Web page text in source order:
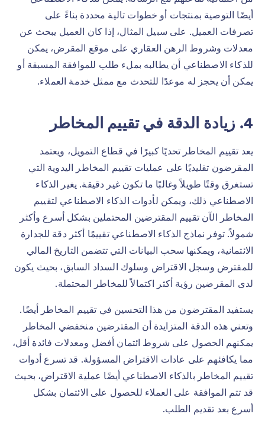
أيضًا التوصية بمنتجات أو خطوات تالية محددة بناءً على
تصرفات العميل. على سبيل المثال، إذا كان العميل يبحث عن
معدلات وشروط الرهن العقاري على موقع المقرض، يمكن
للذكاء الاصطناعي أن يطالبه بملء طلب للموافقة المسبقة أو
يمكن أن يحجز له موعدًا للتحدث مع ممثل خدمة العملاء.
4. زيادة الدقة في تقييم المخاطر
يعد تقييم المخاطر تحديًا كبيرًا في قطاع التمويل، ويعتمد
المقرضون تقليديًا على عمليات تقييم المخاطر اليدوية التي
تستغرق وقتًا طويلاً وغالبًا ما تكون غير دقيقة. يغير الذكاء
الاصطناعي ذلك، ويمكن لأدوات الذكاء الاصطناعي لتقييم
المخاطر الآن تقييم المقترضين المحتملين بشكل أسرع وأكثر
شمولاً. توفر نماذج الذكاء الاصطناعي تقييمًا أكثر دقة للجدارة
الائتمانية، ويمكنها سحب البيانات التي تتضمن التاريخ المالي
للمقترض وسجل الاقتراض وسلوك السداد السابق، بحيث يكون
لدى المقرضين رؤية أكثر اكتمالاً للمخاطر المحتملة.
يستفيد المقترضون من هذا التحسين في تقييم المخاطر أيضًا.
وتعني هذه الدقة المتزايدة أن المقترضين منخفضي المخاطر
يمكنهم الحصول على شروط ائتمان أفضل ومعدلات فائدة أقل،
مما يكافئهم على عادات الاقتراض المسؤولة. قد تسرع أدوات
تقييم المخاطر بالذكاء الاصطناعي أيضًا عملية الاقتراض، بحيث
قد تتم الموافقة على العملاء للحصول على الائتمان بشكل
أسرع بعد تقديم الطلب.